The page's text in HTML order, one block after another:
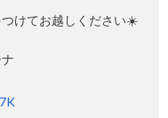
けてお越しください☀️